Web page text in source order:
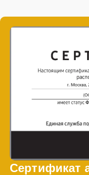
Сертификат